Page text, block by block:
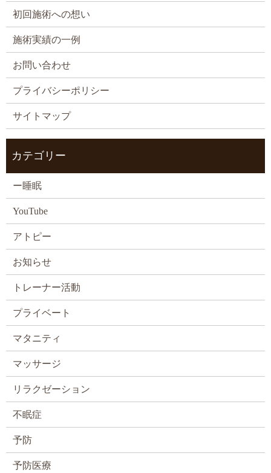
初回施術への想い
施術実績の一例
お問い合わせ
プライバシーポリシー
サイトマップ
カテゴリー
ー睡眠
YouTube
アトピー
お知らせ
トレーナー活動
プライベート
マタニティ
マッサージ
リラクゼーション
不眠症
予防
予防医療